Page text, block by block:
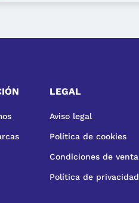
LEGAL
Aviso legal
Política de cookies
Condiciones de venta
Política de privacidad